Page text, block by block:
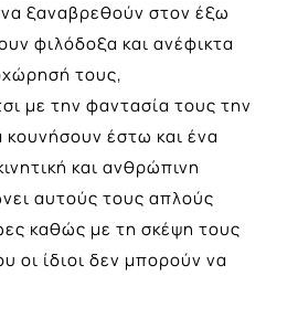
ξαναβρεθούν στον έξω
φιλόδοξα και ανέφικτα
τους,
με την φαντασία τους την
έστω και ένα
και ανθρώπινη
αυτούς τους απλούς
καθώς με τη σκέψη τους
οι ίδιοι δεν μπορούν να